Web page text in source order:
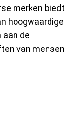
merken biedt
hoogwaardige
aan de
van mensen